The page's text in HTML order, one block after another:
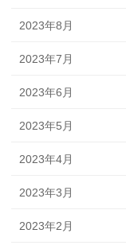
2023年8月
2023年7月
2023年6月
2023年5月
2023年4月
2023年3月
2023年2月